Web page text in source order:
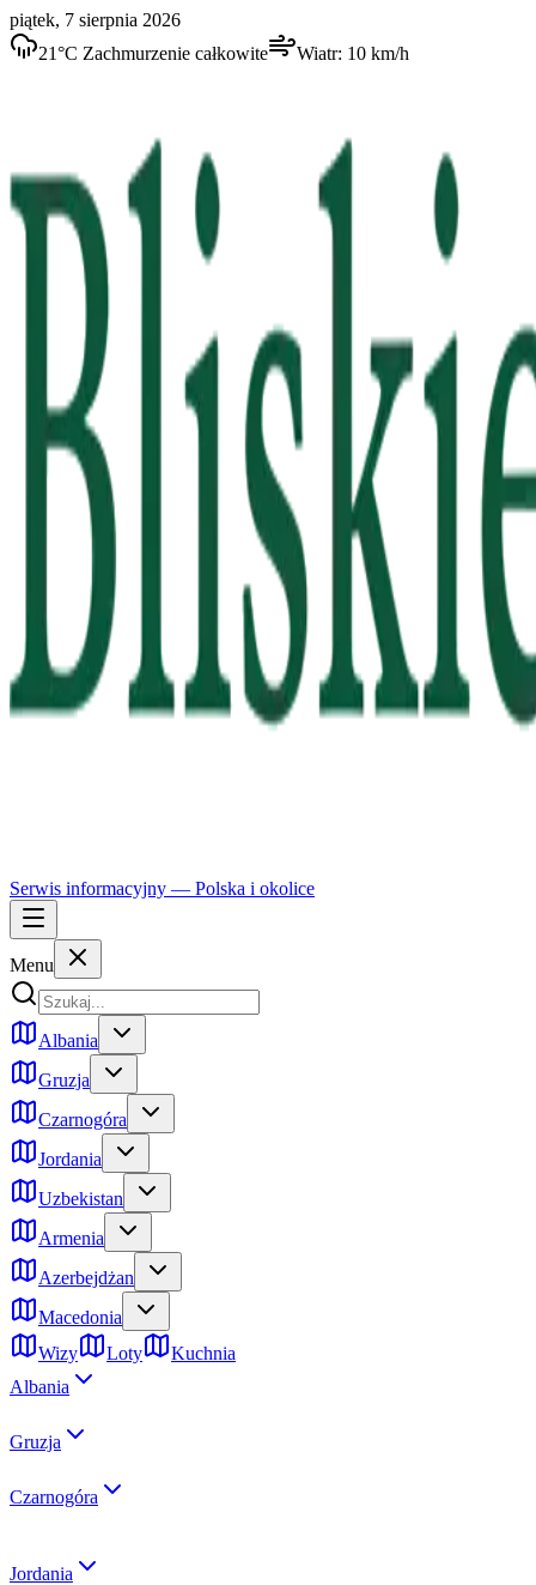
piątek, 7 sierpnia 2026
21°C Zachmurzenie całkowite Wiatr: 10 km/h
Serwis informacyjny — Polska i okolice
Menu
Albania
Gruzja
Czarnogóra
Jordania
Uzbekistan
Armenia
Azerbejdżan
Macedonia
Wizy
Loty
Kuchnia
Albania
Gruzja
Czarnogóra
Jordania